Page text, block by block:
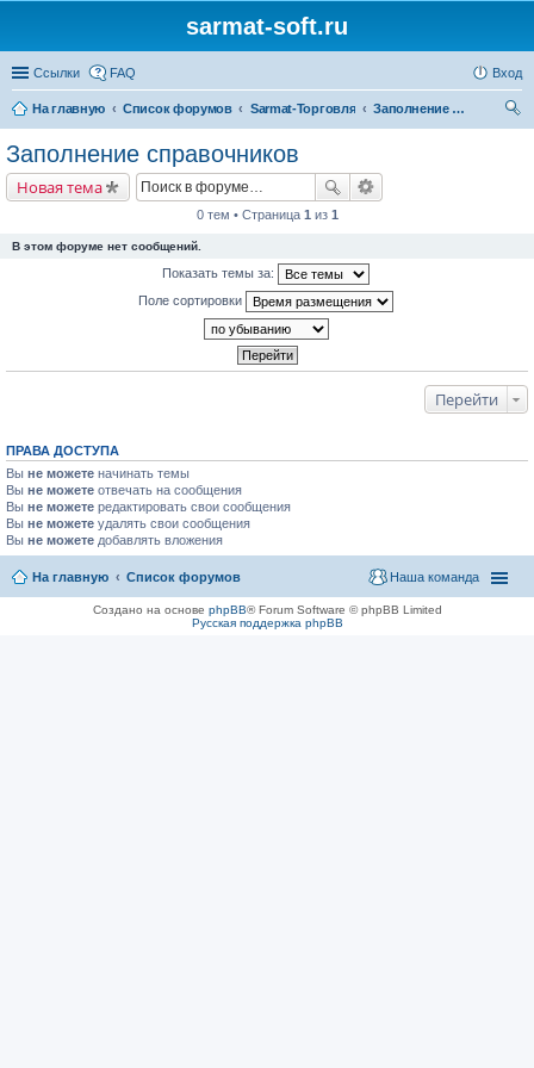
sarmat-soft.ru
Ссылки FAQ Вход
На главную Список форумов Sarmat-Торговля
Заполнение справочников
Заполнение справочников
Новая тема
0 тем • Страница 1 из 1
В этом форуме нет сообщений.
Показать темы за:
Поле сортировки
Перейти
ПРАВА ДОСТУПА
Вы не можете начинать темы
Вы не можете отвечать на сообщения
Вы не можете редактировать свои сообщения
Вы не можете удалять свои сообщения
Вы не можете добавлять вложения
На главную Список форумов Наша команда
Создано на основе phpBB® Forum Software © phpBB Limited
Русская поддержка phpBB